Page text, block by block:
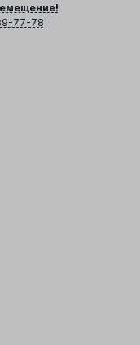
77-78